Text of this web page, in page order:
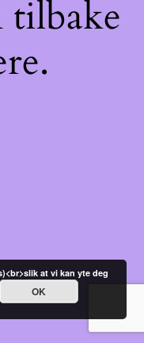
tilbake
at vi kan yte deg
OK